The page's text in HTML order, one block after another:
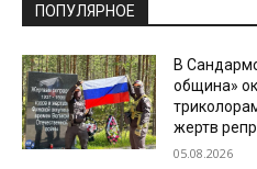
ПОПУЛЯРНОЕ
В
община»
жертв
05.08.2026